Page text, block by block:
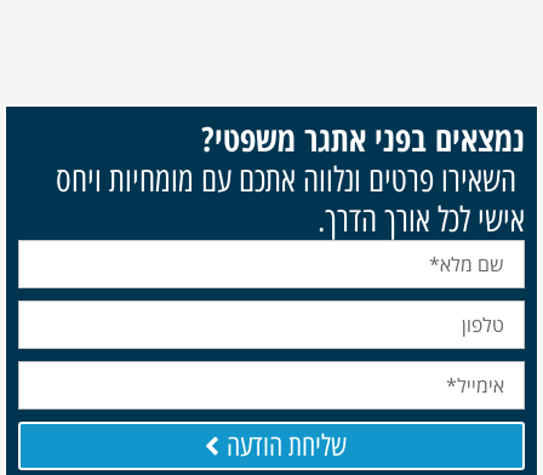
נמצאים בפני אתגר משפטי?
השאירו פרטים ונלווה אתכם עם מומחיות ויחס
אישי לכל אורך הדרך.
שליחת הודעה